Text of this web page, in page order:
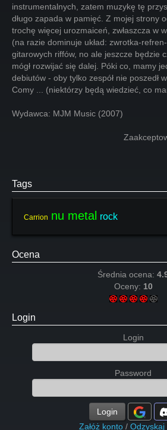
instrumentalnych, zatem muzykę tę
długo zapada w pamięć. Z mojej strony
trochę więcej urozmaiceń, zwłaszcza w
(na razie dominuje układ: zwrotka-
gitarowych riffów, no ale jeszcze będzie
mógł rozwijać się dalej. Póki co, mamy
debiutów - oby tylko zespół nie poszedł
Comy ... (niektórzy będą wiedzieć, co
Wydawca: MJM Music (2007)
Tags
Carrion nu metal rock
Ocena
Średnia ocena:
Oceny: 10
Login
Login
Password
Login
Załóż konto / Odzyskaj